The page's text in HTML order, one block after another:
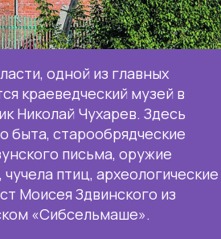
одной из главных
краеведческий музей в
Николай Чухарев. Здесь
быта, старообрядческие
письма, оружие
птиц, археологические
Моисея Здвинского из
«Сибсельмаше».